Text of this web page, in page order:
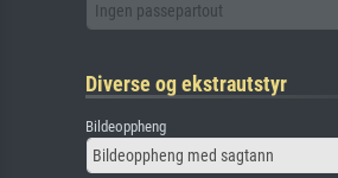
Ingen passepartout
Diverse og ekstrautstyr
Bildeoppheng
Bildeoppheng med sagtann